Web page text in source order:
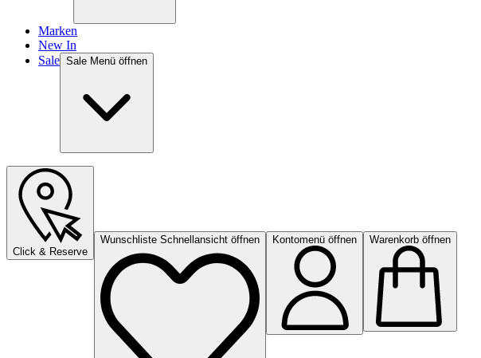
Marken
New In
Sale Sale Menü öffnen
Click & Reserve
Wunschliste Schnellansicht öffnen Kontomenü öffnen Warenkorb öffnen